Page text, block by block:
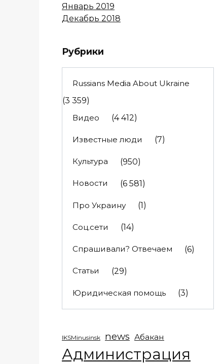
Январь 2019
Декабрь 2018
Рубрики
Russians Media About Ukraine
(3 359)
Видео
(4 412)
Известные люди (7)
Культура (950)
Новости (6 581)
Про Украину (1)
Соц.сети (14)
Спрашивали? Отвечаем (6)
Статьи (29)
Юридическая помощь (3)
IKSMinusinsk news Абакан
Администрация